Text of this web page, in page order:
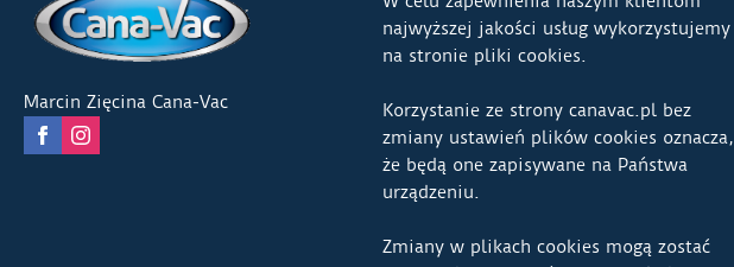
Marcin Zięcina Cana-Vac
najwyższej jakości usług wykorzystujemy
na stronie pliki cookies.
Korzystanie ze strony canavac.pl bez
zmiany ustawień plików cookies oznacza,
że będą one zapisywane na Państwa
urządzeniu.
Zmiany w plikach cookies mogą zostać